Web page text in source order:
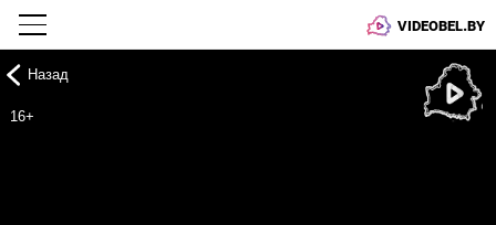
VIDEOBEL.BY
Назад
16+